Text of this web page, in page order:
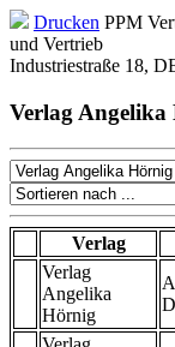
Drucken PPM
und Vertrieb
Industriestraße 18,
Verlag Angelika
Verlag
Verlag
Angelika
Hörnig